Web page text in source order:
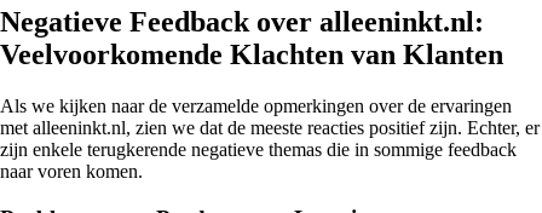
Negatieve Feedback over alleeninkt.nl:
Veelvoorkomende Klachten van Klanten
Als we kijken naar de verzamelde opmerkingen over de ervaringen
met alleeninkt.nl, zien we dat de meeste reacties positief zijn. Echter, er
zijn enkele terugkerende negatieve themas die in sommige feedback
naar voren komen.